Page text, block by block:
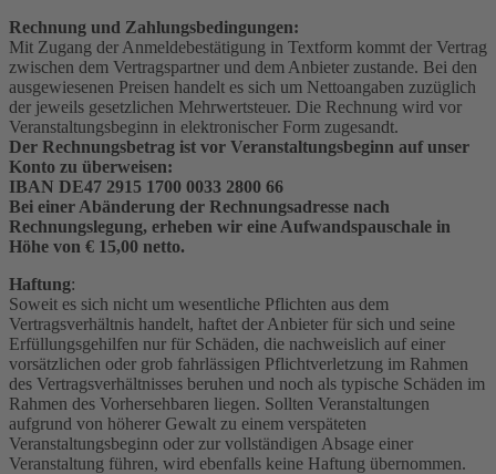
Rechnung und Zahlungsbedingungen:
Mit Zugang der Anmeldebestätigung in Textform kommt der Vertrag
zwischen dem Vertragspartner und dem Anbieter zustande. Bei den
ausgewiesenen Preisen handelt es sich um Nettoangaben zuzüglich
der jeweils gesetzlichen Mehrwertsteuer. Die Rechnung wird vor
Veranstaltungsbeginn in elektronischer Form zugesandt.
Der Rechnungsbetrag ist vor Veranstaltungsbeginn auf unser
Konto zu überweisen:
IBAN DE47 2915 1700 0033 2800 66
Bei einer Abänderung der Rechnungsadresse nach
Rechnungslegung, erheben wir eine Aufwandspauschale in
Höhe von € 15,00 netto.
Haftung:
Soweit es sich nicht um wesentliche Pflichten aus dem
Vertragsverhältnis handelt, haftet der Anbieter für sich und seine
Erfüllungsgehilfen nur für Schäden, die nachweislich auf einer
vorsätzlichen oder grob fahrlässigen Pflichtverletzung im Rahmen
des Vertragsverhältnisses beruhen und noch als typische Schäden im
Rahmen des Vorhersehbaren liegen. Sollten Veranstaltungen
aufgrund von höherer Gewalt zu einem verspäteten
Veranstaltungsbeginn oder zur vollständigen Absage einer
Veranstaltung führen, wird ebenfalls keine Haftung übernommen.